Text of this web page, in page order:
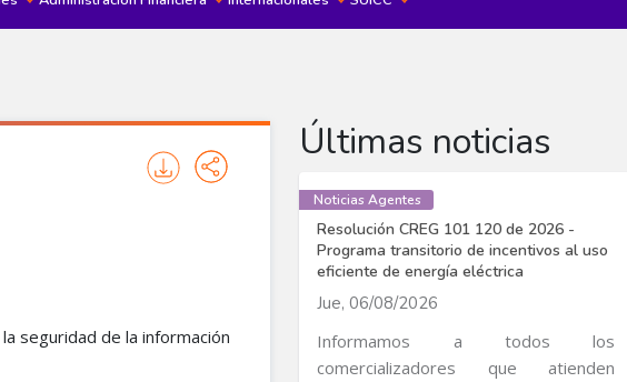
seguridad de la información
Últimas noticias
Noticias Agentes
Resolución CREG 101 120 de 2026 -
Programa transitorio de incentivos al uso
eficiente de energía eléctrica
Jue, 06/08/2026
Informamos a todos los
comercializadores que atienden